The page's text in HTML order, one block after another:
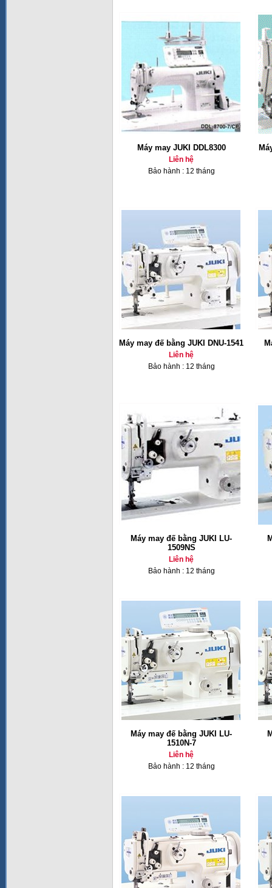
Máy may JUKI DDL8300
Liên hệ
Bảo hành : 12 tháng
Máy may đế bằng JUKI DNU-1541
Liên hệ
Bảo hành : 12 tháng
Máy may đế bằng JUKI LU-
1509NS
Liên hệ
Bảo hành : 12 tháng
Máy may đế bằng JUKI LU-
1510N-7
Liên hệ
Bảo hành : 12 tháng